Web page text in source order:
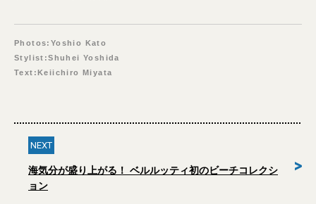
Photos:Yoshio Kato
Stylist:Shuhei Yoshida
Text:Keiichiro Miyata
NEXT
海気分が盛り上がる！ ベルルッティ初のビーチコレクシ
ョン
>